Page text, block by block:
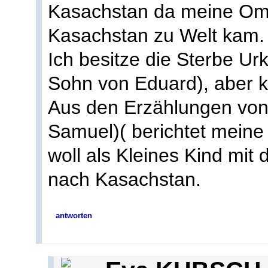
Kasachstan da meine
Kasachstan zu Welt kam.
Ich besitze die Sterbe
Sohn von Eduard), aber
Aus den Erzählungen
Samuel)( berichtet
woll als Kleines Kind mit
nach Kasachstan.
antworten